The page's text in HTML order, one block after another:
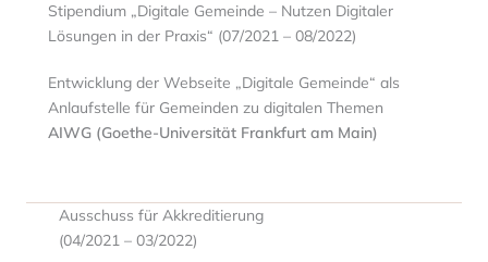
Stipendium „Digitale Gemeinde – Nutzen Digitaler
Lösungen in der Praxis“ (07/2021 – 08/2022)
Entwicklung der Webseite „Digitale Gemeinde“ als
Anlaufstelle für Gemeinden zu digitalen Themen
AIWG (Goethe-Universität Frankfurt am Main)
Ausschuss für Akkreditierung
(04/2021 – 03/2022)